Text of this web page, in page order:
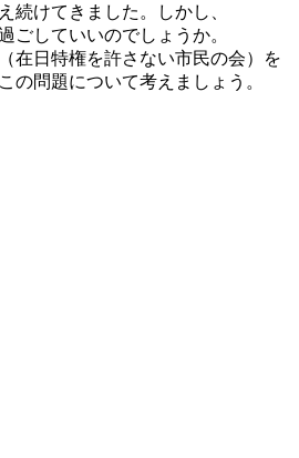
続けてきました。しかし、
ごしていいのでしょうか。
在日特権を許さない市民の会）を
の問題について考えましょう。